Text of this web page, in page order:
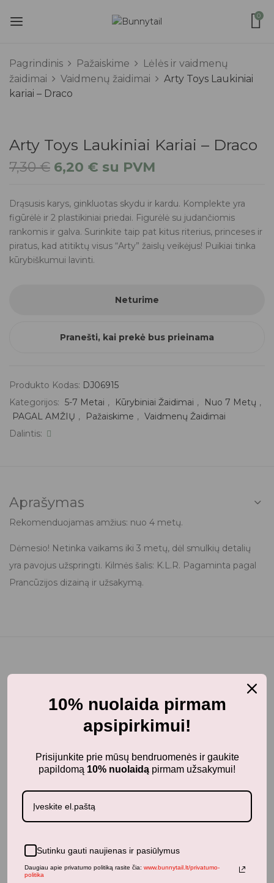
0
Pagrindinis Pažaiskime
Lėlės ir vaidmenų
žaidimai
Vaidmenų žaidimai
Arty Toys Laukiniai
kariai – Draco
Arty Toys Laukiniai Kariai – Draco
7,30€ 6,20 € su PVM
Drąsusis karys, ginkluotas skydu ir kardu. Komplekte yra
figūrėlė ir 2 plastikiniai priedai. Figurėlė su judančiomis
rankomis ir galva. Surinkite taip pat kitus riterius, princeses ir
piratus, kad atitiktų visus “Arty” žaislų veikėjus! Puikiai tinka
kūrybiškumui lavinti.
Neturime
Pranešti, kai prekė bus prieinama
Produkto Kodas: DJ06915
Kategorijos: 5-7 Metai , Kūrybiniai Žaidimai , Nuo 7 Metų ,
PAGAL AMŽIŲ , Pažaiskime , Vaidmenų Žaidimai
Dalintis:
Aprašymas
Rekomenduojamas amžius: nuo 4 metų.
Dėmesio! Netinka vaikams iki 3 metų, dėl smulkių detalių
yra pavojus užspringti. Kilmės šalis: K.L.R. Pagaminta pagal
Prancūzijos dizainą ir užsakymą.
Jums taip pat gali patikti...
Panašūs produktai
Neseniai žiūrėti produktai
10% nuolaida pirmam
apsipirkimui!
Prisijunkite prie mūsų bendruomenės ir gaukite
papildomą 10% nuolaidą pirmam užsakymui!
Sutinku gauti naujienas ir pasiūlymus
Daugiau apie privatumo politiką rasite čia: www.bunnytail.lt/privatumo-
politika